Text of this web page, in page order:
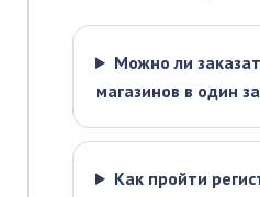
Можно ли
магазинов в один
Как пройти